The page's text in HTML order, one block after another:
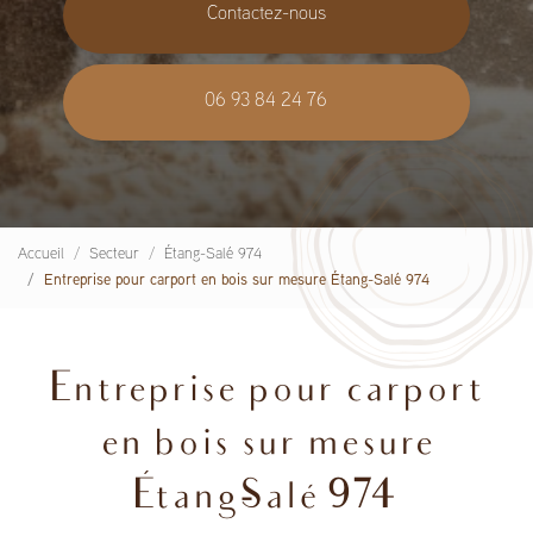
Contactez-nous
06 93 84 24 76
Accueil Secteur
Étang-Salé 974
Entreprise pour carport en bois sur mesure Étang-Salé 974
Entreprise pour carport
en bois sur mesure
Étang-Salé 974